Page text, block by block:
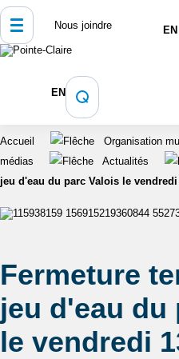
Nous joindre EN
EN
Accueil Organisation
médias
Actualités
jeu d'eau du parc Valois le vendredi
Fermeture
jeu d'eau du
le vendredi